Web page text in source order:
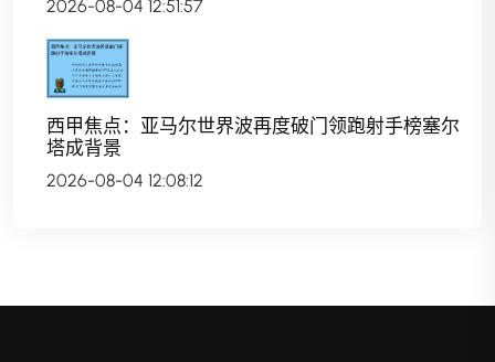
2026-08-04 12:51:57
西甲焦点：亚马尔世界波再度破门领跑射手榜塞尔
塔成背景
2026-08-04 12:08:12